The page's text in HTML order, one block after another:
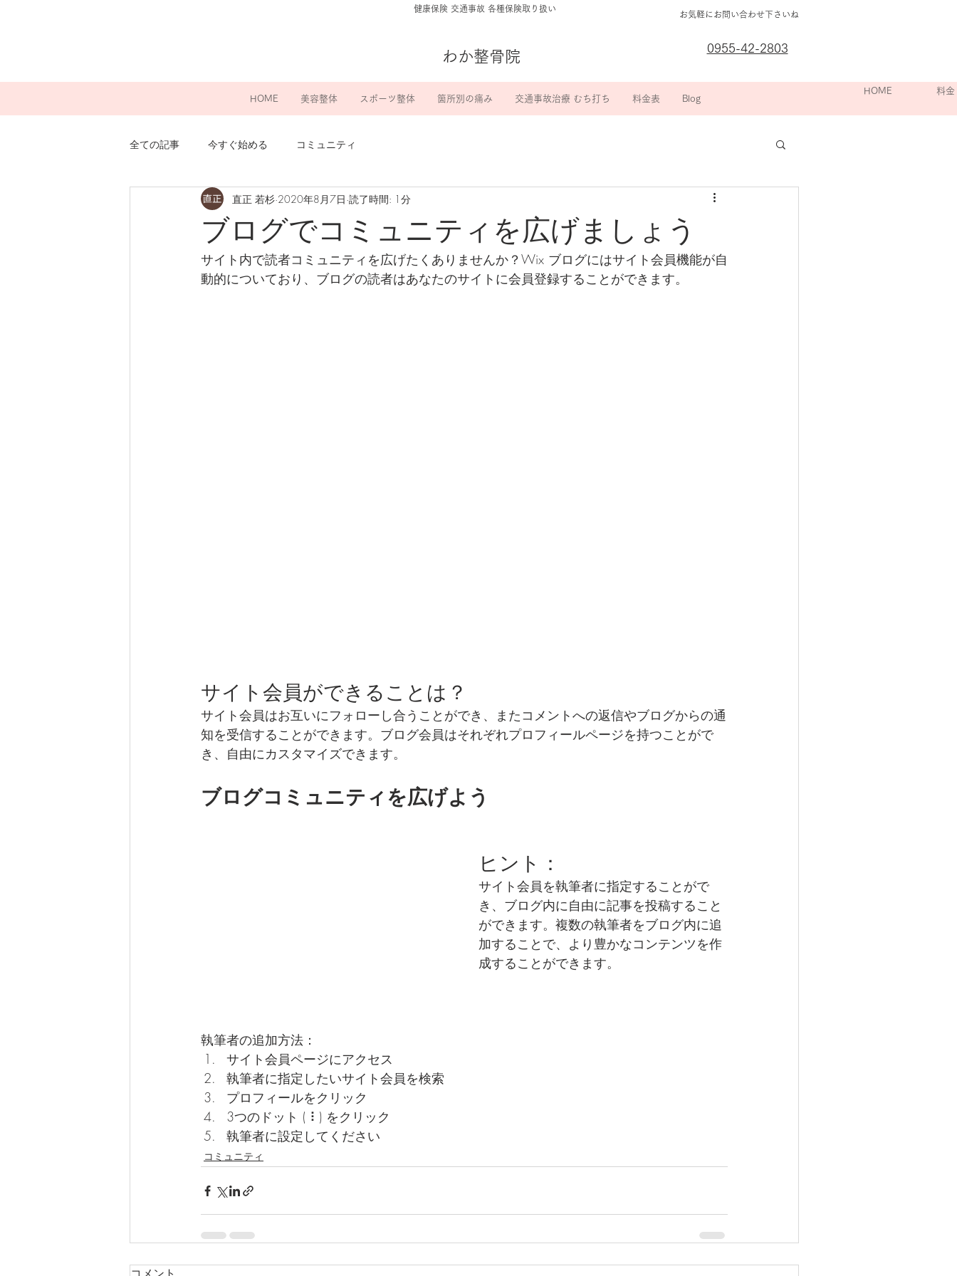
​健康保険 交通事故 各種保険取り扱い
お気軽にお問い合わせ下さいね
わか整骨院
0955-42-2803
HOME 美容整体 スポーツ整体 箇所別の痛み 交通事故治療 むち打ち 料金表 Blog
スポーツ整
院長挨拶 箇所別
HOME 料金
全ての記事 今すぐ始める コミュニティ
ブログでコミュニティを広げましょう
直正 若杉 2020年8月7日 読了時間: 1分
サイト内で読者コミュニティを広げたくありませんか？Wix ブログにはサイト会員機能が自
動的についており、ブログの読者はあなたのサイトに会員登録することができます。
サイト会員ができることは？
サイト会員はお互いにフォローし合うことができ、またコメントへの返信やブログからの通
知を受信することができます。ブログ会員はそれぞれプロフィールページを持つことがで
き、自由にカスタマイズできます。
ブログコミュニティを広げよう
ヒント：
サイト会員を執筆者に指定することがで
き、ブログ内に自由に記事を投稿すること
ができます。複数の執筆者をブログ内に追
加することで、より豊かなコンテンツを作
成することができます。
執筆者の追加方法：
サイト会員ページにアクセス
執筆者に指定したいサイト会員を検索
プロフィールをクリック
3つのドット ( ⠇) をクリック
執筆者に設定してください
コミュニティ